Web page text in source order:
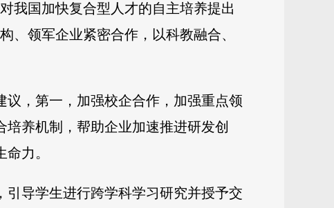
我国加快复合型人才的自主培养提出
、领军企业紧密合作，以科教融合、
，第一，加强校企合作，加强重点领
养机制，帮助企业加速推进研发创
力。
导学生进行跨学科学习研究并授予交